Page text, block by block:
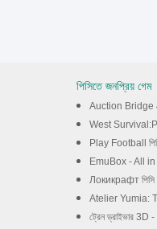
পিসিতে জনপ্রিয় গেম
Auction Bridge &
West
Play Football
EmuBox - All in
Локикрафт পিসি
Atelier Yumia: The Alchemist of
ট্রেন ড্রাইভার 3D -